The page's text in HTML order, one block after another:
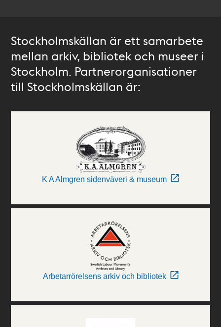
Stockholmskällan är ett samarbete
mellan arkiv, bibliotek och museer i
Stockholm. Partnerorganisationer
till Stockholmskällan är:
K A Almgren sidenväveri & museum
Arbetarrörelsens arkiv och bibliotek